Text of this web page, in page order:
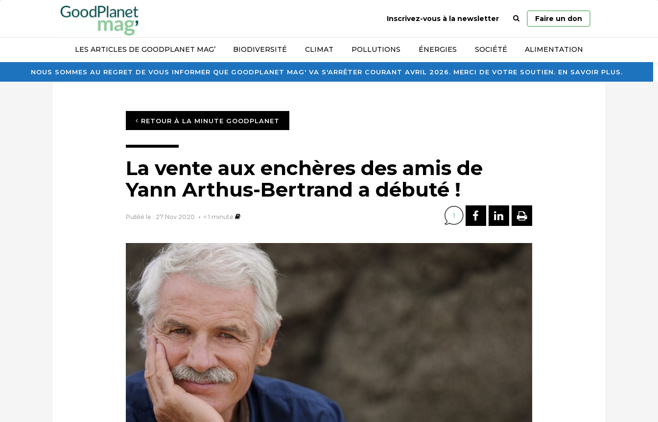
NOUS SOMMES AU REGRET DE VOUS INFORMER QUE GOODPLANET MAG' VA S'ARRÊTER COURANT AVRIL 2026. MERCI DE VOTRE SOUTIEN. EN SAVOIR PLUS.
Inscrivez-vous à la newsletter
Page
d’accueil
Faire un don
LES ARTICLES DE GOODPLANET MAG’ BIODIVERSITÉ CLIMAT POLLUTIONS ÉNERGIES SOCIÉTÉ ALIMENTATION
RETOUR À LA MINUTE GOODPLANET
La vente aux enchères des amis de
Yann Arthus-Bertrand a débuté !
Publié le : 27 Nov 2020 < 1 minute 1 PARTAGER SUR FACEBOOK
PARTAGER SUR
IMPRIMER